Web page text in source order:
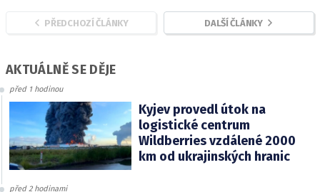
PŘEDCHOZÍ ČLÁNKY DALŠÍ ČLÁNKY
AKTUÁLNĚ SE DĚJE
před 1 hodinou
Kyjev provedl útok na
logistické centrum
Wildberries vzdálené 2000
km od ukrajinských hranic
před 2 hodinami